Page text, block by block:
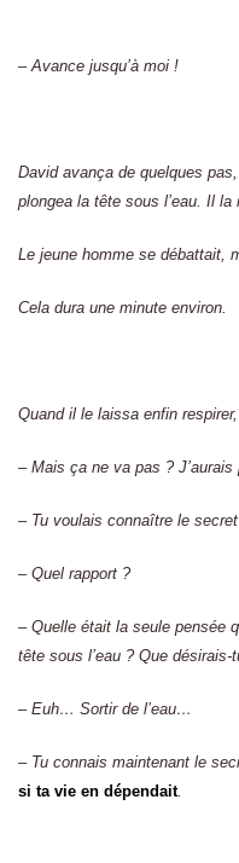
– Avance jusqu’à moi !
David avança de quelques
plongea la tête sous l’eau. Il la
Le jeune homme se débattait,
Cela dura une minute environ.
Quand il le laissa enfin
– Mais ça ne va pas ?
– Tu voulais connaître le
– Quel rapport ?
– Quelle était la seule pensée
tête sous l’eau ? Que
– Euh… Sortir de l’eau…
– Tu connais maintenant le
si ta vie en dépendait.